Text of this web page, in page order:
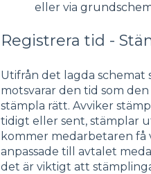
eller via
Registrera tid -
Utifrån det lagda
motsvarar den tid som
stämpla rätt. Avviker
tidigt eller sent, stämplar
kommer medarbetaren få
anpassade till avtalet
det är viktigt att